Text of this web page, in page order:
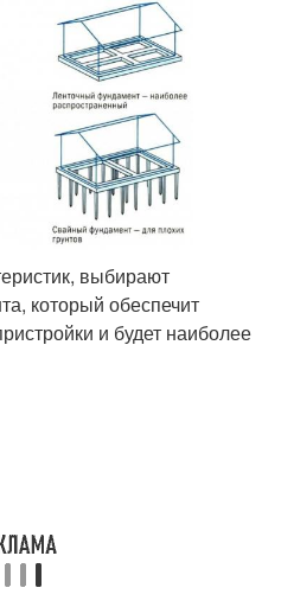
выбирают
который обеспечит
и будет наиболее